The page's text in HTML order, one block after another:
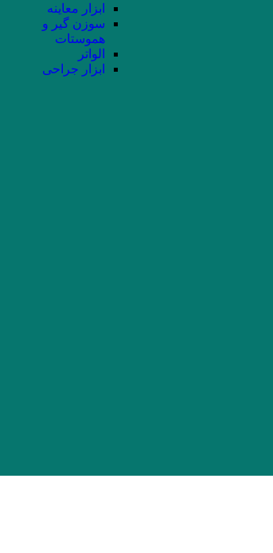
ابزار معاینه
سوزن گیر و
هموستات
الواتر
ابزار جراحی